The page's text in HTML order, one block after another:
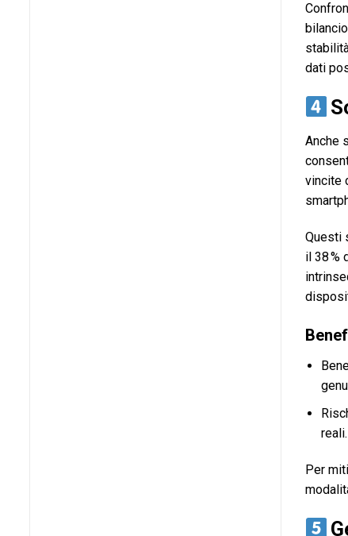
dati
Anche
vincite
Questi
il 38 %
reali.
Per